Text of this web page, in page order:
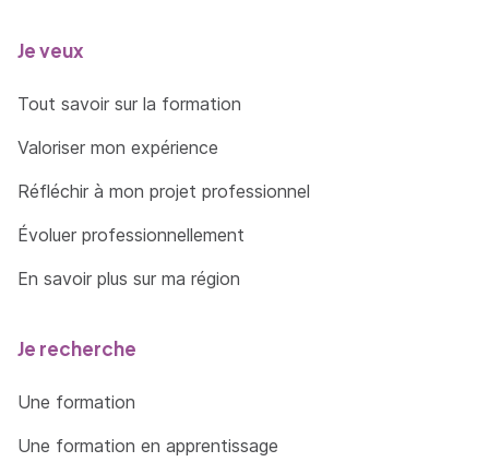
Je veux
Tout savoir sur la formation
Valoriser mon expérience
Réfléchir à mon projet professionnel
Évoluer professionnellement
En savoir plus sur ma région
Je recherche
Une formation
Une formation en apprentissage